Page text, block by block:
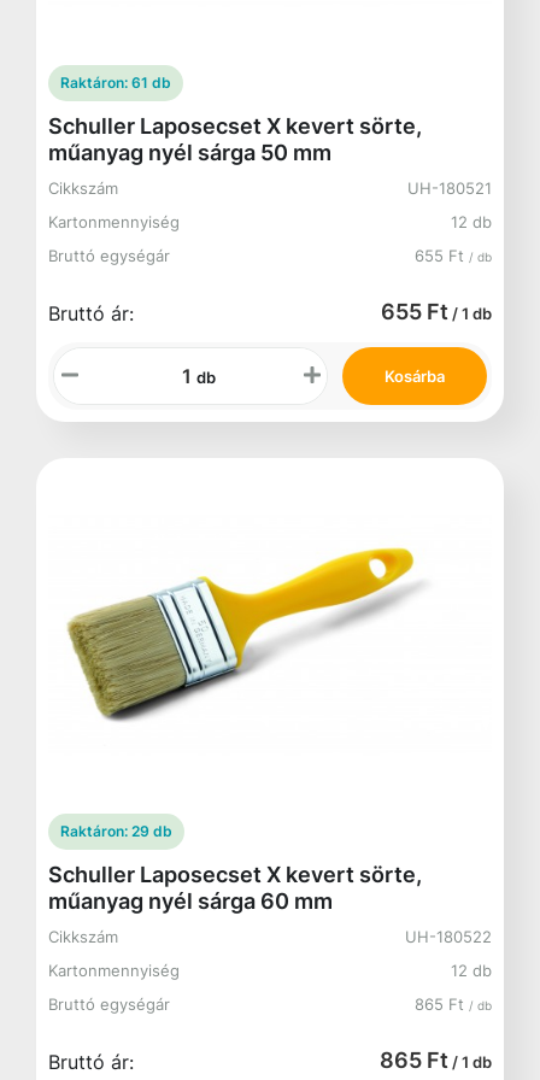
Raktáron: 61 db
Schuller Laposecset X kevert sörte,
műanyag nyél sárga 50 mm
Cikkszám
UH-180521
Kartonmennyiség
12 db
Bruttó egységár
655 Ft / db
Bruttó ár: 655 Ft / 1 db
db Kosárba
Raktáron: 29 db
Schuller Laposecset X kevert sörte,
műanyag nyél sárga 60 mm
Cikkszám
UH-180522
Kartonmennyiség
12 db
Bruttó egységár
865 Ft / db
Bruttó ár: 865 Ft / 1 db